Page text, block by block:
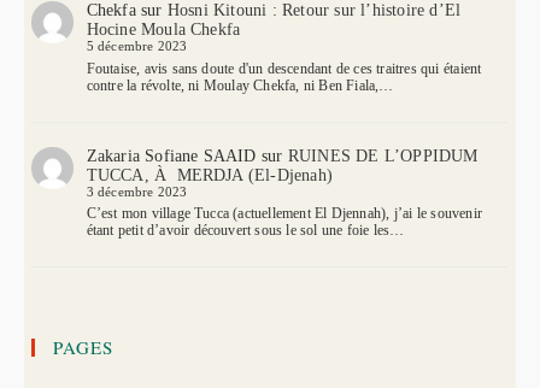
Chekfasur Hosni Kitouni : Retour sur l’histoire d’El
Hocine Moula Chekfa
5 décembre 2023
Foutaise, avis sans doute d'un descendant de ces traitres qui étaient
contre la révolte, ni Moulay Chekfa, ni Ben Fiala,…
Zakaria Sofiane SAAID sur RUINES DE L’OPPIDUM
TUCCA, À MERDJA (El-Djenah)
3 décembre 2023
C’est mon village Tucca (actuellement El Djennah), j’ai le souvenir
étant petit d’avoir découvert sous le sol une foie les…
PAGES